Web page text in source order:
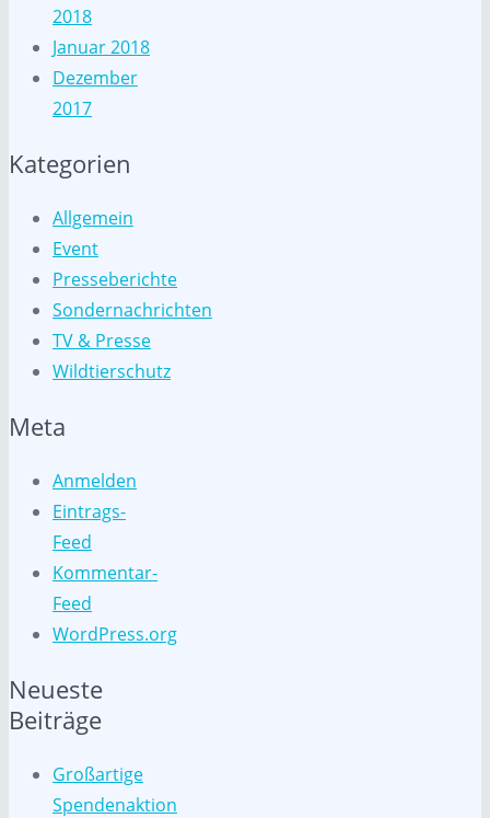
2018
Januar 2018
Dezember
2017
Kategorien
Allgemein
Event
Presseberichte
Sondernachrichten
TV & Presse
Wildtierschutz
Meta
Anmelden
Eintrags-
Feed
Kommentar-
Feed
WordPress.org
Neueste
Beiträge
Großartige
Spendenaktion